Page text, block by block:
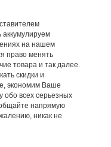
на нашем
право менять
товара и так далее.
скидки и
экономим Ваше
обо всех серьезных
напрямую
никак не